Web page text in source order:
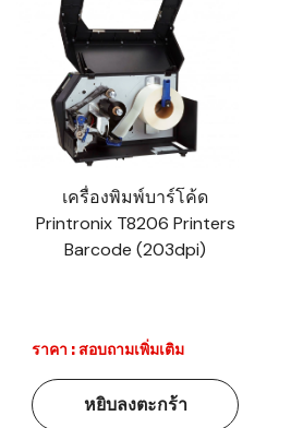
เครื่องพิมพ์บาร์โค้ด
Printronix T8206 Printers
Barcode (203dpi)
ราคา : สอบถามเพิ่มเติม
หยิบลงตะกร้า